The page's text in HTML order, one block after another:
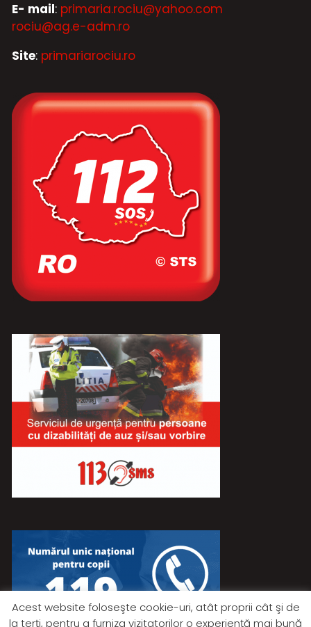
E- mail: primaria.rociu@yahoo.com
rociu@ag.e-adm.ro
Site: primariarociu.ro
Acest website foloseşte cookie-uri, atât proprii cât şi de
la terţi, pentru a furniza vizitatorilor o experienţă mai bună